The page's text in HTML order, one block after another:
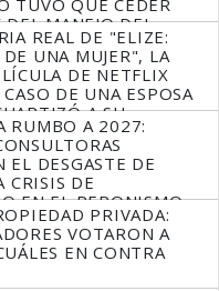
TUVO QUE CEDER
DEL MANEJO DEL
REAL DE "ELIZE:
DE UNA MUJER", LA
DE NETFLIX
DE UNA ESPOSA
A SU
RUMBO A 2027:
EL DESGASTE DE
CRISIS DE
EN EL PERONISMO
PRIVADA:
VOTARON A
EN CONTRA